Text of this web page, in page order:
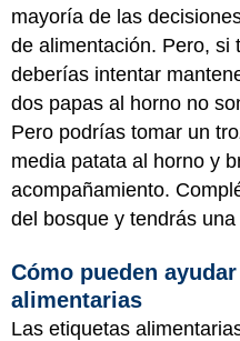
mayoría de las
de alimentación. Pero, si
deberías intentar
dos papas al horno no
Pero podrías tomar un
media patata al horno y
acompañamiento.
del bosque y tendrás
Cómo pueden
alimentarias
Las etiquetas